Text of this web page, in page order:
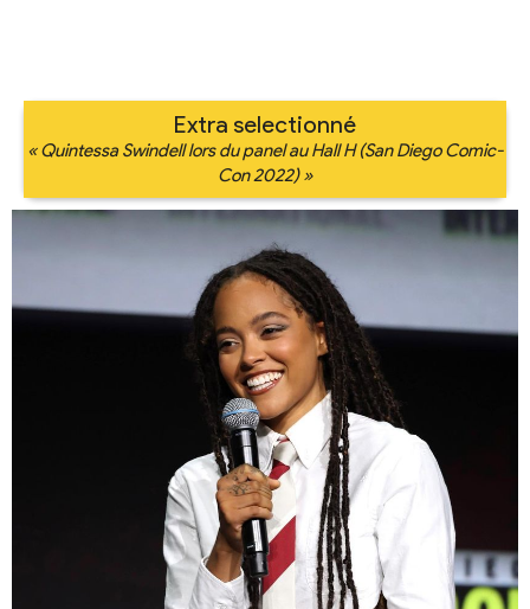
Extra selectionné
« Quintessa Swindell lors du panel au Hall H (San Diego Comic-
Con 2022) »